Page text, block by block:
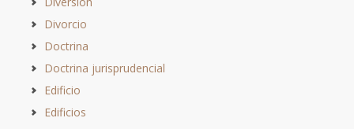
Divorcio
Doctrina
Doctrina jurisprudencial
Edificio
Edificios